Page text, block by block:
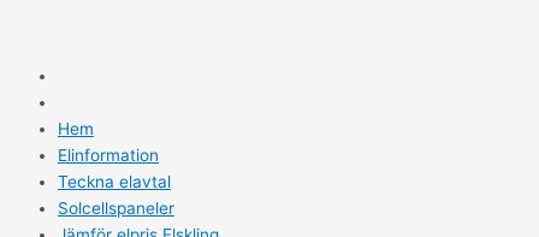
Hem
Elinformation
Teckna elavtal
Solcellspaneler